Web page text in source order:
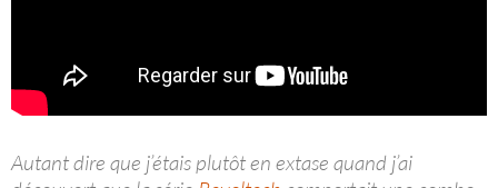
Autant dire que j’étais plutôt en extase quand j’ai